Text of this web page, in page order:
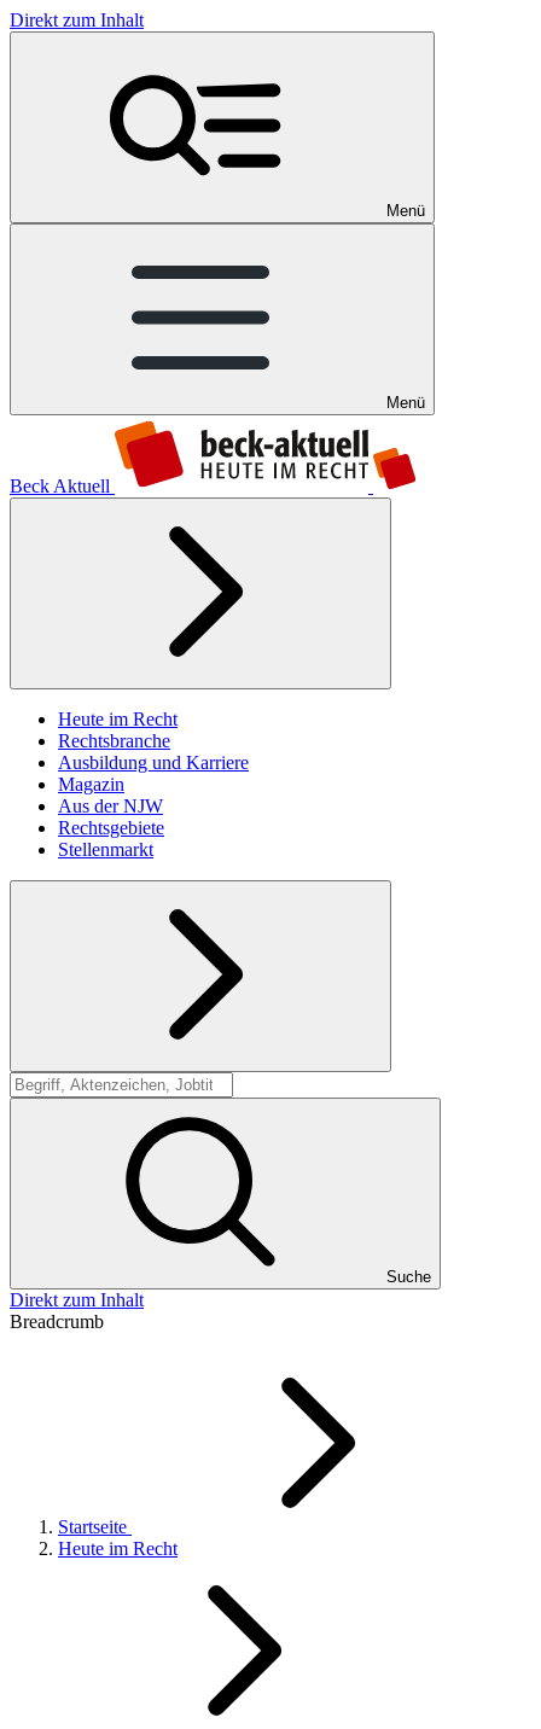
Direkt zum Inhalt
Menü
Menü
Beck Aktuell
Heute im Recht
Rechtsbranche
Ausbildung und Karriere
Magazin
Aus der NJW
Rechtsgebiete
Stellenmarkt
Suche
Suche
Direkt zum Inhalt
Breadcrumb
Startseite
Heute im Recht